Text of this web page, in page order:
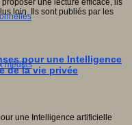
médias
une lecture efficace, ils
loin. Ils sont publiés par les
pour une Intelligence
de la vie privée